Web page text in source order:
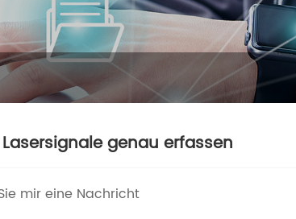
genau erfassen
mir eine Nachricht